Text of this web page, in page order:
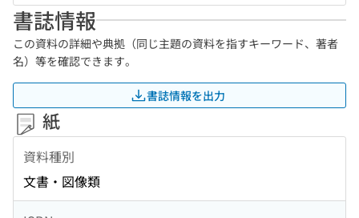
書誌情報
この資料の詳細や典拠（同じ主題の資料を指すキーワード、著者
名）等を確認できます。
書誌情報を出力
紙
資料種別
文書・図像類